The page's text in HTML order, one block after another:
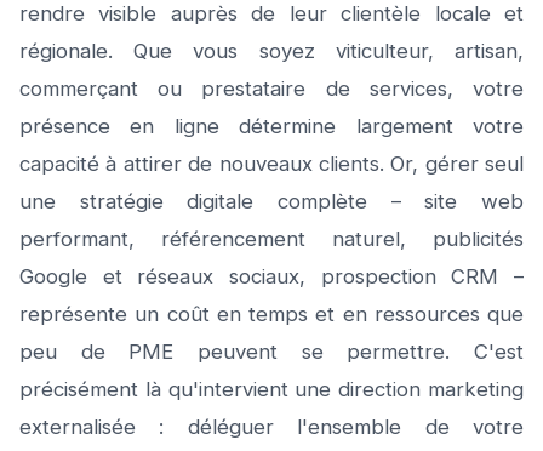
rendre visible auprès de leur clientèle locale et
régionale. Que vous soyez viticulteur, artisan,
commerçant ou prestataire de services, votre
présence en ligne détermine largement votre
capacité à attirer de nouveaux clients. Or, gérer seul
une stratégie digitale complète – site web
performant, référencement naturel, publicités
Google et réseaux sociaux, prospection CRM –
représente un coût en temps et en ressources que
peu de PME peuvent se permettre. C'est
précisément là qu'intervient une direction marketing
externalisée : déléguer l'ensemble de votre